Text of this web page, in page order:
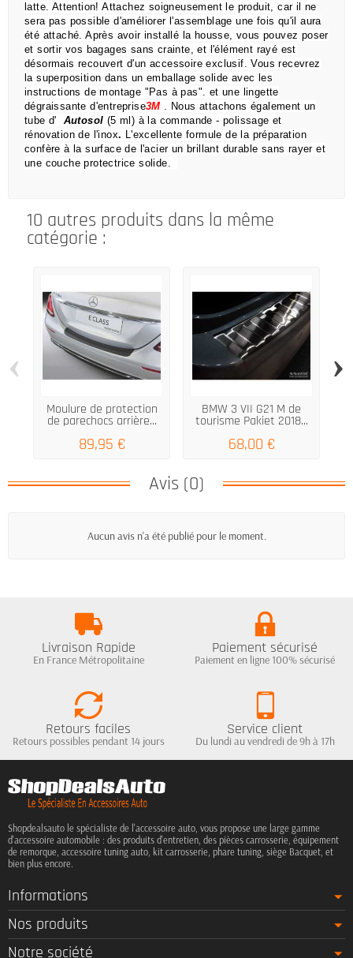
latte. Attention!Attachez soigneusement le produit, car il ne
sera pas possible d'améliorer l'assemblage une fois qu'il aura
été attaché.Après avoir installé la housse, vous pouvez poser
et sortir vos bagages sans crainte,et l'élément rayé est
désormais recouvert d'un accessoire exclusif.Vous recevrez
la superposition dans un emballage solide avec les
instructions de montage "Pas à pas". et une lingette
dégraissante d'entreprise3M . Nous attachons également un
tube d'
Autosol (5 ml) à la commande - polissage et
rénovation de l'inox. L'excellente formule de la préparation
confère à la surface de l'acier un brillant durable sans rayer et
une couche protectrice solide.
10 autres produits dans la même
catégorie :
Moulure de protection
de parechocs arrière...
89,95 €
BMW 3 VII G21 M de
tourisme Pakiet 2018...
68,00 €
‹ ›
Avis (0)
Aucun avis n'a été publié pour le moment.
Livraison Rapide
En France Métropolitaine
Paiement sécurisé
Paiement en ligne 100% sécurisé
Retours faciles
Retours possibles pendant 14 jours
Service client
Du lundi au vendredi de 9h à 17h
Shopdealsauto le spécialiste de l'accessoire auto, vous propose une large gamme
d'accessoire automobile : des produits d'entretien, des pièces carrosserie, équipement
de remorque, accessoire tuning auto, kit carrosserie, phare tuning, siège Bacquet, et
bien plus encore.
Informations
Nos produits
Notre société